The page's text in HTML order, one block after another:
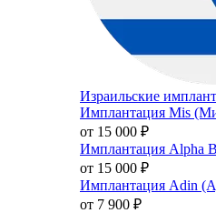
Израильские
Имплантация Mis
от 15 000 ₽
Имплантация Alpha
от 15 000 ₽
Имплантация Adin
от 7 900 ₽